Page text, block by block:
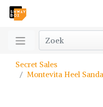
Secret Sales
Montevita Heel